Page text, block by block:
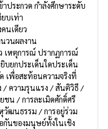
ประกวด กําลังศึกษาระดับ
บเท่า
นเดียว
นวนผลงาน
เหตุการณ์ ปรากฏการณ์
บยกประเด็นใดประเด็น
เพื่อสะท้อนความจริงที่
/ ความรุนแรง / สันติวิธี /
น / การละเมิดศักดิ์ศรี
ฒนธรรม / การอยู่ร่วม
กันของมนุษย์ทั้งในเชิง